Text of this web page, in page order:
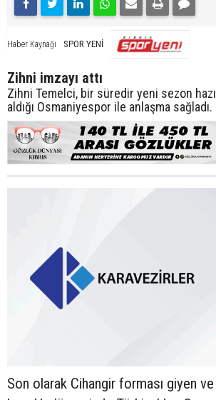
Haber Kaynağı SPOR YENİ
Zihni imzayı attı
Zihni Temelci, bir süredir yeni sezon
aldığı Osmaniyespor ile anlaşma sağladı.
Son olarak Cihangir forması giyen